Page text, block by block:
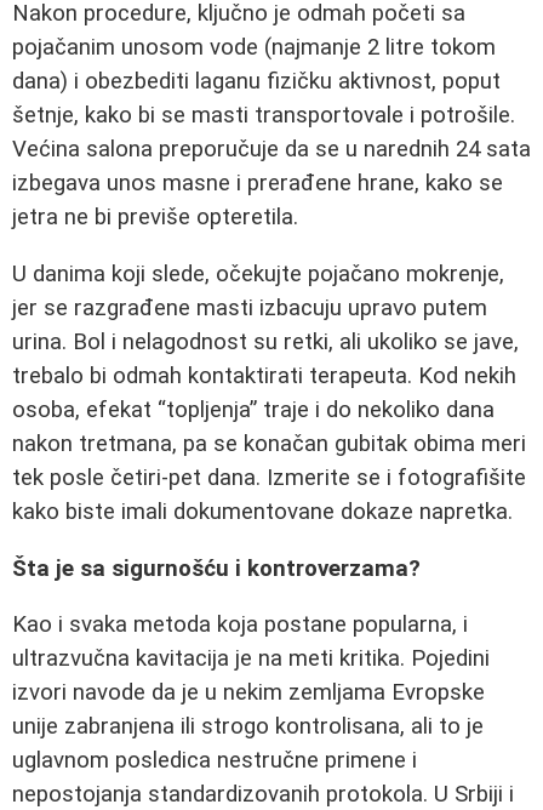
Nakon procedure, ključno je odmah početi sa
pojačanim unosom vode (najmanje 2 litre tokom
dana) i obezbediti laganu fizičku aktivnost, poput
šetnje, kako bi se masti transportovale i potrošile.
Većina salona preporučuje da se u narednih 24 sata
izbegava unos masne i prerađene hrane, kako se
jetra ne bi previše opteretila.
U danima koji slede, očekujte pojačano mokrenje,
jer se razgrađene masti izbacuju upravo putem
urina. Bol i nelagodnost su retki, ali ukoliko se jave,
trebalo bi odmah kontaktirati terapeuta. Kod nekih
osoba, efekat “topljenja” traje i do nekoliko dana
nakon tretmana, pa se konačan gubitak obima meri
tek posle četiri-pet dana. Izmerite se i fotografišite
kako biste imali dokumentovane dokaze napretka.
Šta je sa sigurnošću i kontroverzama?
Kao i svaka metoda koja postane popularna, i
ultrazvučna kavitacija je na meti kritika. Pojedini
izvori navode da je u nekim zemljama Evropske
unije zabranjena ili strogo kontrolisana, ali to je
uglavnom posledica nestručne primene i
nepostojanja standardizovanih protokola. U Srbiji i